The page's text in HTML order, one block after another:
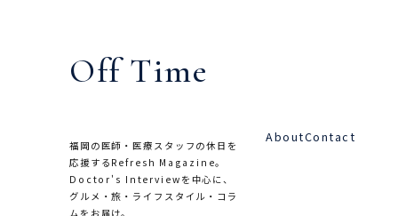
Off Time
福岡の医師・医療スタッフの休日を
応援するRefresh Magazine。
Doctor's Interviewを中心に、
グルメ・旅・ライフスタイル・コラ
ムをお届け。
AboutContact